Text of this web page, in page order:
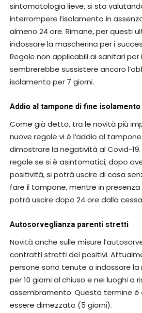
sintomatologia lieve, si sta
interrompere l’isolamento in
almeno 24 ore. Rimane, per questi
indossare la mascherina per i
Regole non applicabili ai sanitari per
sembrerebbe sussistere ancoro
isolamento per 7 giorni.
Addio al tampone di fine isolamento
Come già detto, tra le novità più
nuove regole vi è l’addio al
dimostrare la negatività al Covid-
regole se si è asintomatici, dopo
positività, si potrà uscire di casa
fare il tampone, mentre in presenza
potrà uscire dopo 24 ore dalla
Autosorveglianza parenti stretti
Novità anche sulle misure
contratti stretti dei positivi.
persone sono tenute a indossare la
per 10 giorni al chiuso e nei luoghi a
assembramento. Questo termine
essere dimezzato (5 giorni).